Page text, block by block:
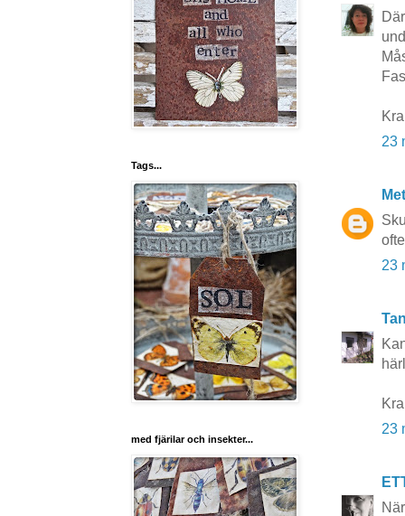
23
23
23
Tags...
med fjärilar och insekter...